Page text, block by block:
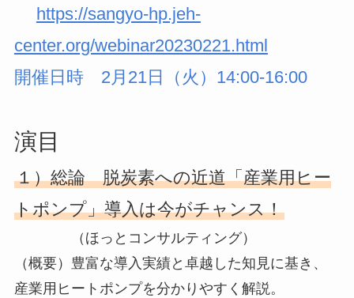
https://sangyo-hp.jeh-
center.org/webinar20230221.html
開催日時 2月21日（火）14:00-16:00
演目
１）総論 脱炭素への近道「産業用ヒー
トポンプ」導入は今がチャンス！
（ほっとコンサルティング）
（概要）豊富な導入実績と卓越した知見に基き、
産業用ヒートポンプを分かりやすく解説。